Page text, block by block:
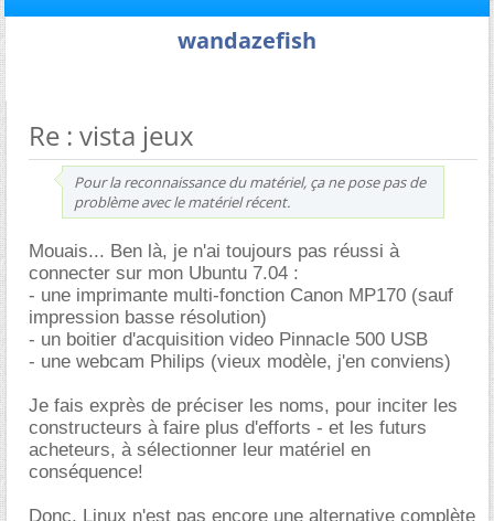
wandazefish
Re : vista jeux
Pour la reconnaissance du matériel, ça ne pose pas de
problème avec le matériel récent.
Mouais... Ben là, je n'ai toujours pas réussi à
connecter sur mon Ubuntu 7.04 :
- une imprimante multi-fonction Canon MP170 (sauf
impression basse résolution)
- un boitier d'acquisition video Pinnacle 500 USB
- une webcam Philips (vieux modèle, j'en conviens)
Je fais exprès de préciser les noms, pour inciter les
constructeurs à faire plus d'efforts - et les futurs
acheteurs, à sélectionner leur matériel en
conséquence!
Donc, Linux n'est pas encore une alternative complète